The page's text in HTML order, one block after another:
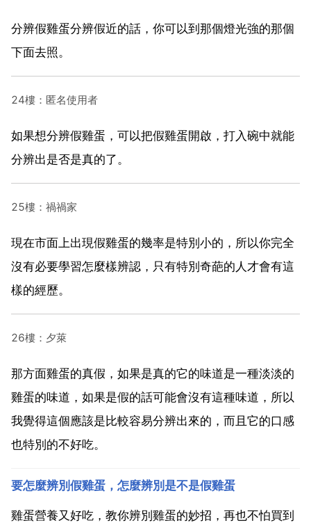
分辨假雞蛋分辨假近的話，你可以到那個燈光強的那個
下面去照。
24樓：匿名使用者
如果想分辨假雞蛋，可以把假雞蛋開啟，打入碗中就能
分辨出是否是真的了。
25樓：禍禍家
現在市面上出現假雞蛋的幾率是特別小的，所以你完全
沒有必要學習怎麼樣辨認，只有特別奇葩的人才會有這
樣的經歷。
26樓：夕萊
那方面雞蛋的真假，如果是真的它的味道是一種淡淡的
雞蛋的味道，如果是假的話可能會沒有這種味道，所以
我覺得這個應該是比較容易分辨出來的，而且它的口感
也特別的不好吃。
要怎麼辨別假雞蛋，怎麼辨別是不是假雞蛋
雞蛋營養又好吃，教你辨別雞蛋的妙招，再也不怕買到